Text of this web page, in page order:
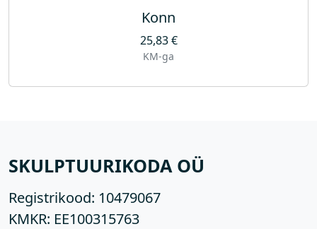
Konn
25,83€
KM-ga
SKULPTUURIKODA OÜ
Registrikood: 10479067
KMKR: EE100315763